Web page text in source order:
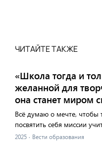
ЧИТАЙТЕ ТАКЖЕ
«Школа тогда и
желанной для
она станет миром
Всё думаю о мечте, чтобы
посвятить себя миссии
2025 · Вести образования